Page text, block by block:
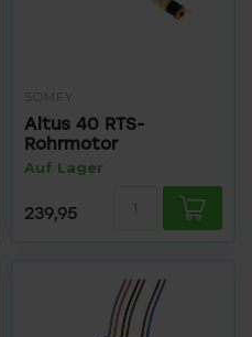
SOMFY
Altus 40 RTS-
Rohrmotor
Auf Lager
239,95